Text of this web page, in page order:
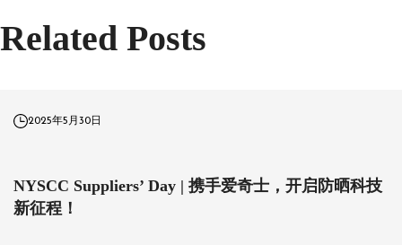
Related Posts
2025年5月30日
NYSCC Suppliers’ Day | 携手爱奇士，开启防晒科技
新征程！